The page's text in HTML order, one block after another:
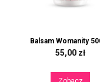
Balsam Womanity
55,00 zł